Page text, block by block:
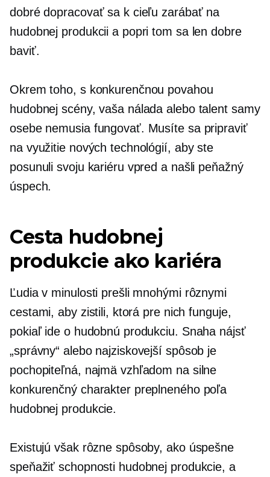
dobré dopracovať sa k cieľu zarábať na
hudobnej produkcii a popri tom sa len dobre
baviť.
Okrem toho, s konkurenčnou povahou
hudobnej scény, vaša nálada alebo talent samy
osebe nemusia fungovať. Musíte sa pripraviť
na využitie nových technológií, aby ste
posunuli svoju kariéru vpred a našli peňažný
úspech.
Cesta hudobnej
produkcie ako kariéra
Ľudia v minulosti prešli mnohými rôznymi
cestami, aby zistili, ktorá pre nich funguje,
pokiaľ ide o hudobnú produkciu. Snaha nájsť
„správny“ alebo najziskovejší spôsob je
pochopiteľná, najmä vzhľadom na silne
konkurenčný charakter preplneného poľa
hudobnej produkcie.
Existujú však rôzne spôsoby, ako úspešne
speňažiť schopnosti hudobnej produkcie, a